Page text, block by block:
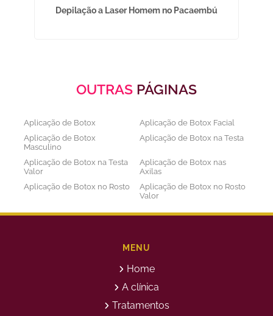
Depilação a Laser Homem no Pacaembú
OUTRAS PÁGINAS
Aplicação de Botox
Aplicação de Botox Facial
Aplicação de Botox
Masculino
Aplicação de Botox na Testa
Aplicação de Botox na Testa
Valor
Aplicação de Botox nas
Axilas
Aplicação de Botox no Rosto
Aplicação de Botox no Rosto
Valor
Aplicação de Botox nos
Aplicação de Botox Preço
Barriga
no Glúteo Valor
Bioestimulador de Colageno
Bioestimuladores de
Colágeno
Clareamento Facial
MENU
Home
A clínica
Tratamentos